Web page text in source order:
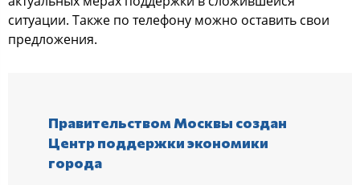
ситуации. Также по телефону можно оставить свои
предложения.
Правительством Москвы создан
Центр поддержки экономики
города